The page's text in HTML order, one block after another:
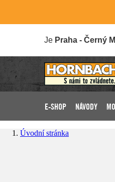
Je Praha - Černý
E-SHOP NÁVODY
Úvodní stránka